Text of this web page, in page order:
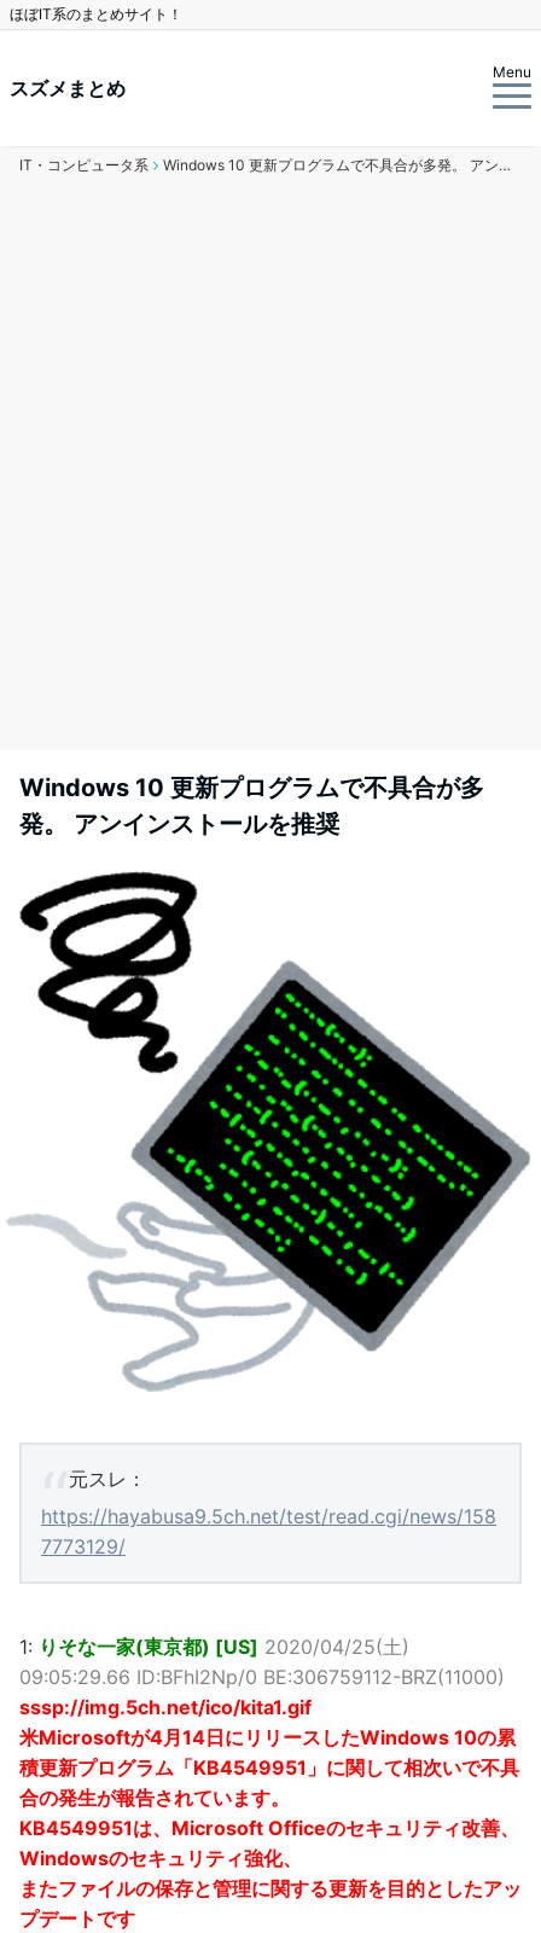
ほぼIT系のまとめサイト！
スズメまとめ
Menu
IT・コンピュータ系 Windows 10 更新プログラムで不具合が多発。 アンインストールを推奨
Windows 10 更新プログラムで不具合が多
発。 アンインストールを推奨
元スレ：
https://hayabusa9.5ch.net/test/read.cgi/news/158
7773129/
1: りそな一家(東京都) [US] 2020/04/25(土)
09:05:29.66 ID:BFhI2Np/0 BE:306759112-BRZ(11000)
sssp://img.5ch.net/ico/kita1.gif
米Microsoftが4月14日にリリースしたWindows 10の累
積更新プログラム「KB4549951」に関して相次いで不具
合の発生が報告されています。
KB4549951は、Microsoft Officeのセキュリティ改善、
Windowsのセキュリティ強化、
またファイルの保存と管理に関する更新を目的としたアッ
プデートです